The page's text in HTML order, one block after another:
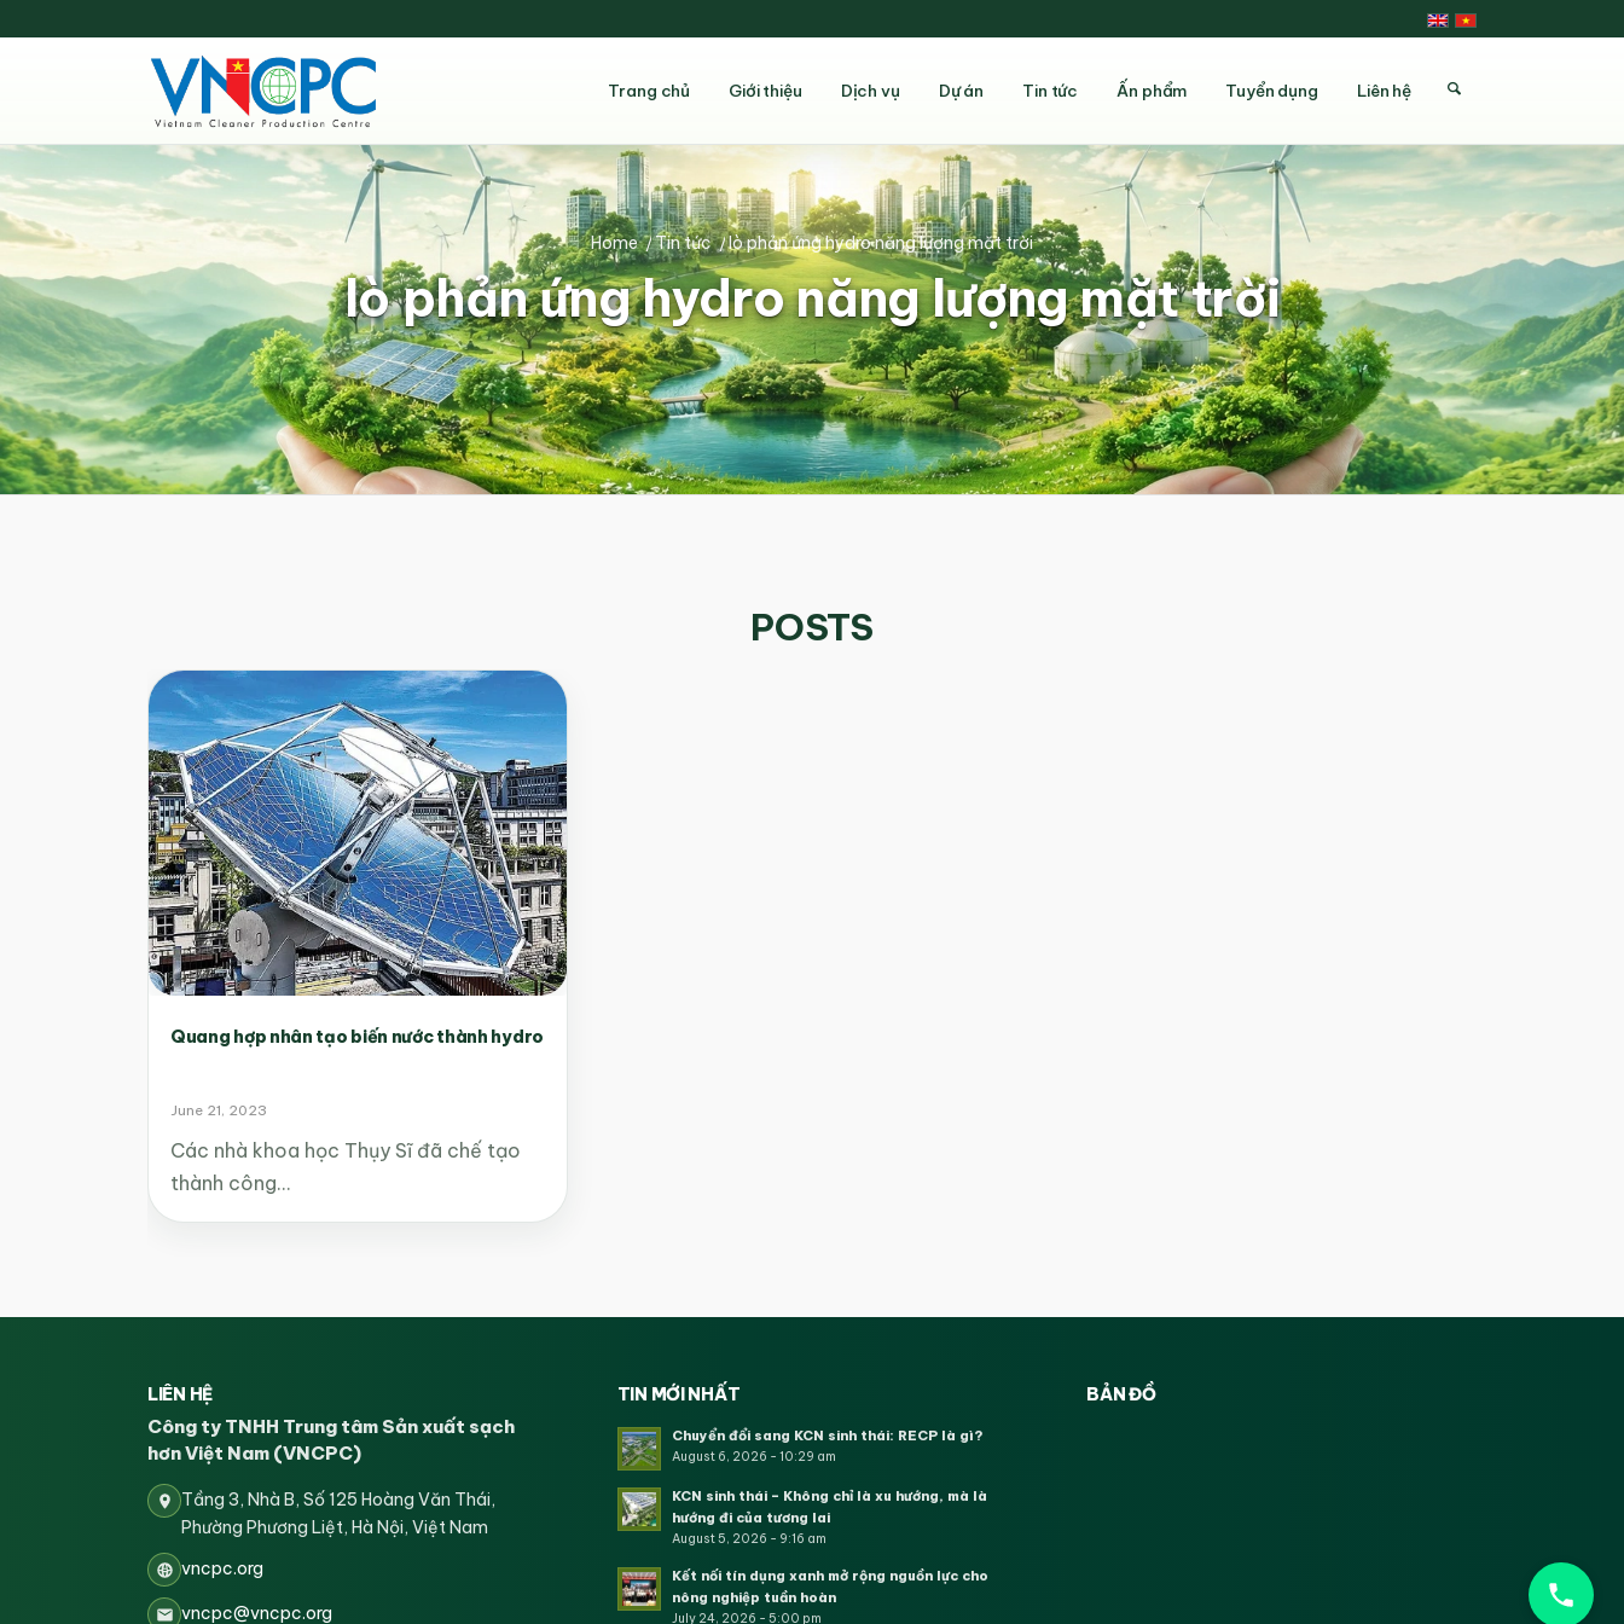
Trang chủ Giới thiệu Dịch vụ Dự án Tin tức Ấn phẩm Tuyển dụng Liên hệ
lò phản ứng hydro năng lượng mặt trời
Home /Tin tức /lò phản ứng hydro năng lượng mặt trời
POSTS
Quang hợp nhân tạo biến nước thành hydro
June 21, 2023
Các nhà khoa học Thụy Sĩ đã chế tạo
thành công…
LIÊN HỆ
Công ty TNHH Trung tâm Sản xuất sạch
hơn Việt Nam (VNCPC)
Tầng 3, Nhà B, Số 125 Hoàng Văn Thái,
Phường Phương Liệt, Hà Nội, Việt Nam
vncpc.org
vncpc@vncpc.org
TIN MỚI NHẤT
Chuyển đổi sang KCN sinh thái: RECP là gì?
August 6, 2026 - 10:29 am
KCN sinh thái – Không chỉ là xu hướng, mà là
hướng đi của tương lai
August 5, 2026 - 9:16 am
Kết nối tín dụng xanh mở rộng nguồn lực cho
nông nghiệp tuần hoàn
July 24, 2026 - 5:00 pm
BẢN ĐỒ